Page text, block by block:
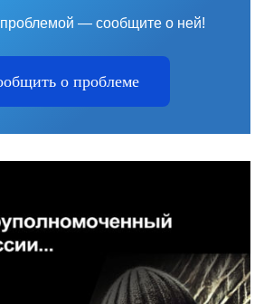
проблемой — сообщите о ней!
о проблеме